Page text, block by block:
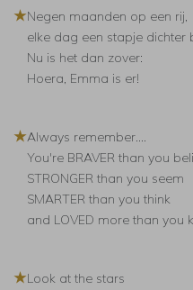
★Negen maanden op een rij,
elke dag een stapje dichter
Nu is het dan zover:
Hoera, Emma is er!
★Always remember....
You're BRAVER than you
STRONGER than you seem
SMARTER than you think
and LOVED more than you
★Look at the stars